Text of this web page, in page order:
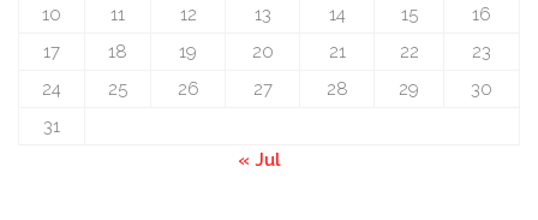
10
11 12 13 14 15
16
17
18 19 20 21 22
23
24
25 26 27 28 29
30
31
« Jul